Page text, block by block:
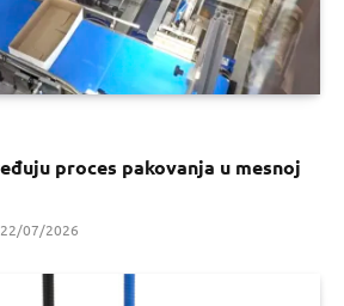
proces pakovanja u mesnoj
22/07/2026